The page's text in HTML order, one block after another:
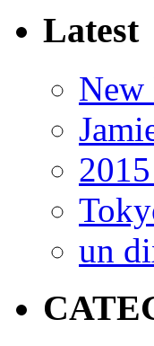
New
un